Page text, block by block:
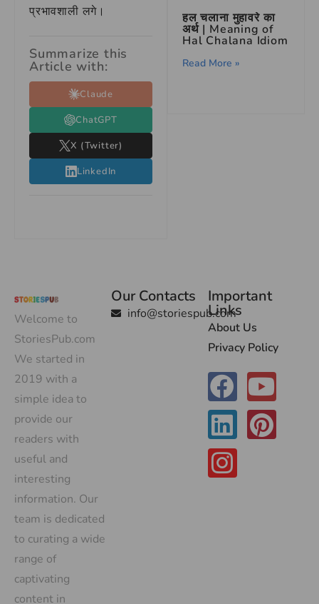
प्रभावशाली लगे।
Summarize this
Article with:
Claude
ChatGPT
X (Twitter)
LinkedIn
हल चलाना मुहावरे का
अर्थ | Meaning of
Hal Chalana Idiom
Read More »
Welcome to
StoriesPub.com
We started in
2019 with a
simple idea to
provide our
readers with
useful and
interesting
information. Our
team is dedicated
to curating a wide
range of
captivating
content in
Our Contacts
info@storiespub.com
Important
Links
About Us
Privacy Policy